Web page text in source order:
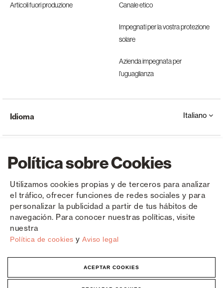
Política sobre Cookies
Utilizamos cookies propias y de terceros para analizar
el tráfico, ofrecer funciones de redes sociales y para
personalizar la publicidad a partir de tus hábitos de
navegación. Para conocer nuestras políticas, visite
nuestra
Política de cookies y Aviso legal
ACEPTAR COOKIES
Articoli fuori produzione Canale etico
Impegnati per la vostra protezione
solare
Azienda impegnata per
l’uguaglianza
Copyright © Saxun 2023 - 2026 politica sulla riservatezza Avviso legale Cookies
Idioma Italiano